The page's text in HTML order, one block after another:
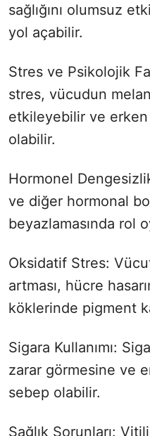
sağlığını olumsuz
yol açabilir.
Stres ve Psikolojik
stres, vücudun
etkileyebilir ve
olabilir.
Hormonel
ve diğer hormonal
beyazlamasında rol
Oksidatif Stres:
artması, hücre
köklerinde pigment
Sigara Kullanımı:
zarar görmesine ve
sebep olabilir.
Sağlık Sorunları: